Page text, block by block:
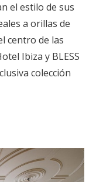
el estilo de sus
a orillas de
centro de las
Ibiza y BLESS
colección